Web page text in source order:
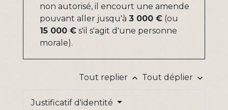
non autorisé, il encourt une amende
pouvant aller jusqu'à 3 000 € (ou
15 000 € s'il s'agit d'une personne
morale).
Tout replier keyboard_arrow_up Tout déplier keyboard_arrow_down
Justificatif d'identité